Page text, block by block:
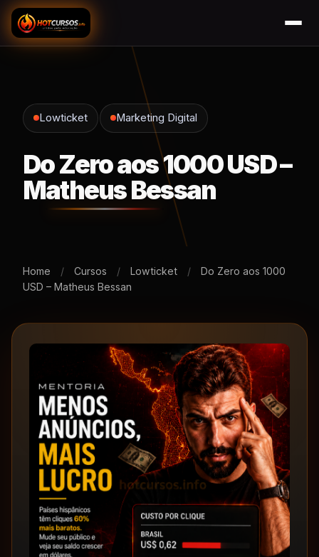
Lowticket Marketing Digital
Do Zero aos 1000 USD –
Matheus Bessan
Home / Cursos / Lowticket /
Do Zero aos 1000
USD – Matheus Bessan